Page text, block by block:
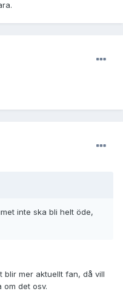
inte ska bli helt öde,
blir mer aktuellt fan, då vill
om det osv.